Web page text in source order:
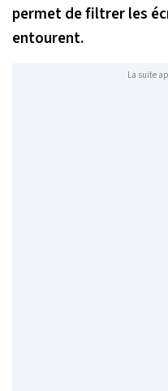
permet de filtrer les
entourent.
La suite